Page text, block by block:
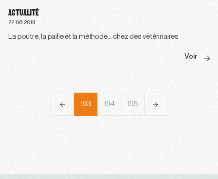
ACTUALITÉ
22.06.2018
La poutre, la paille et la méthode… chez des vétérinaires
Voir
192 193 194 195 196